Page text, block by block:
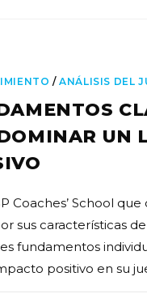
/ANÁLISIS DEL
UN
Coaches’ School
sus características
fundamentos
positivo en su